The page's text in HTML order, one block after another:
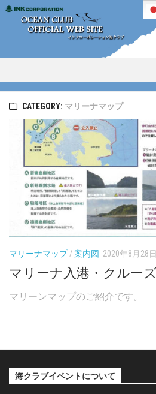
Skip
content
CATEGORY: マリーナマップ
マリーナマップ/案内図 2020年8月28日
マリーナ入港・クルー
マリーンマップのご紹介です。
海クラブイベントについて